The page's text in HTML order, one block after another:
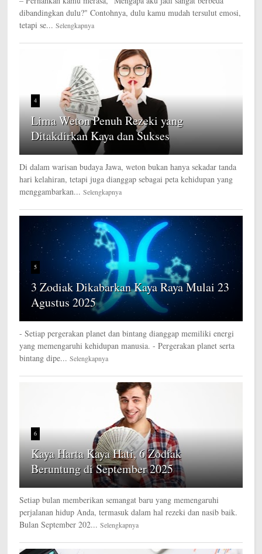
dibandingkan dulu?" Contohnya, dulu kamu mudah tersulut emosi,
tetapi se... Selengkapnya
4
Lima Weton Penuh Rezeki yang
Ditakdirkan Kaya dan Sukses
Di dalam warisan budaya Jawa, weton bukan hanya sekadar tanda
hari kelahiran, tetapi juga dianggap sebagai peta kehidupan yang
menggambarkan... Selengkapnya
5
3 Zodiak Dikabarkan Kaya Raya Mulai 23
Agustus 2025
- Setiap pergerakan planet dan bintang dianggap memiliki energi
yang memengaruhi kehidupan manusia. - Pergerakan planet serta
bintang dipe... Selengkapnya
6
Kaya Harta Kaya Hati, 6 Zodiak
Beruntung di September 2025
Setiap bulan memberikan semangat baru yang memengaruhi
perjalanan hidup Anda, termasuk dalam hal rezeki dan nasib baik.
Bulan September 202... Selengkapnya